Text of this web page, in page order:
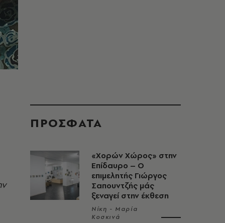
ΠΡΟΣΦΑΤΑ
«Χορών Χώρος» στην
Επίδαυρο – Ο
επιμελητής Γιώργος
Σαπουντζής μάς
ξεναγεί στην έκθεση
Νίκη - Μαρία
Κοσκινά